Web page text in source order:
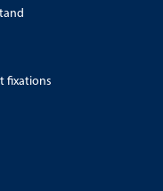
fixations